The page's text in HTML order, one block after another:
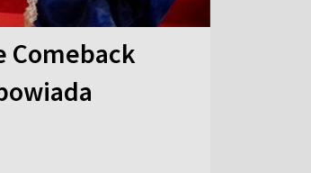
Comeback